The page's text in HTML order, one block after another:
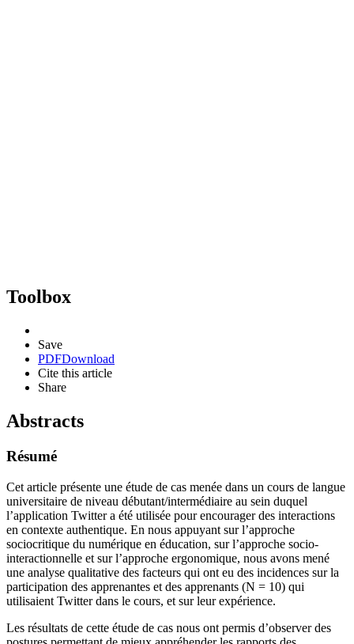
Toolbox
Save
PDFDownload
Cite this article
Share
Abstracts
Résumé
Cet article présente une étude de cas menée dans un cours de langue
universitaire de niveau débutant/intermédiaire au sein duquel
l’application Twitter a été utilisée pour encourager des interactions
en contexte authentique. En nous appuyant sur l’approche
sociocritique du numérique en éducation, sur l’approche socio-
interactionnelle et sur l’approche ergonomique, nous avons mené
une analyse qualitative des facteurs qui ont eu des incidences sur la
participation des apprenantes et des apprenants (N = 10) qui
utilisaient Twitter dans le cours, et sur leur expérience.
Les résultats de cette étude de cas nous ont permis d’observer des